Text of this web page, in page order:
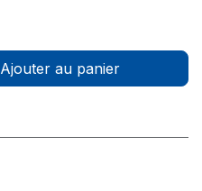
Ajouter au panier